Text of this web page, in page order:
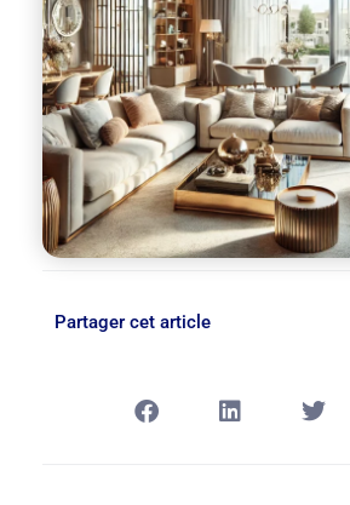
Partager cet article